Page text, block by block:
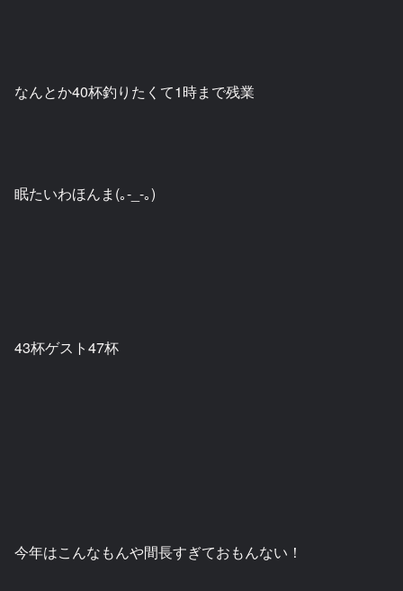
なんとか40杯釣りたくて1時まで残業
眠たいわほんま(｡-_-｡)
43杯ゲスト47杯
今年はこんなもんや間長すぎておもんない！